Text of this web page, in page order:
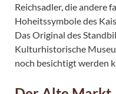
Reichsadler, die andere
Hoheitssymbole des
Das Original des
Kulturhistorische
noch besichtigt werden